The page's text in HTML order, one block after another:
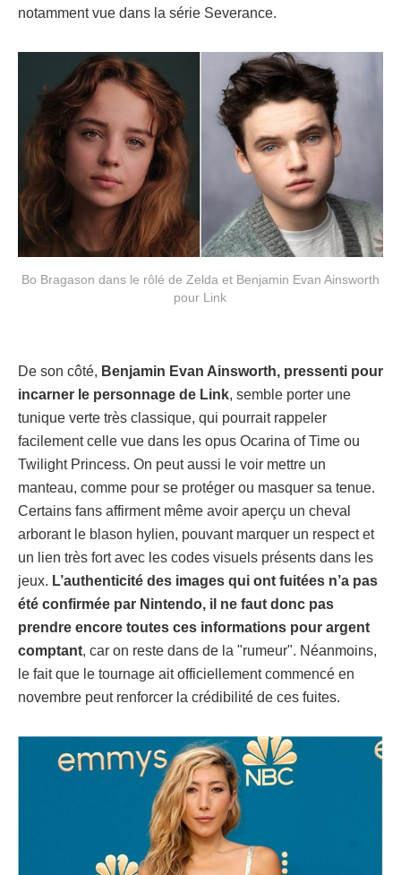
notamment vue dans la série Severance.
Bo Bragason dans le rôlé de Zelda et Benjamin Evan Ainsworth
pour Link
De son côté, Benjamin Evan Ainsworth, pressenti pour
incarner le personnage de Link, semble porter une
tunique verte très classique, qui pourrait rappeler
facilement celle vue dans les opus Ocarina of Time ou
Twilight Princess. On peut aussi le voir mettre un
manteau, comme pour se protéger ou masquer sa tenue.
Certains fans affirment même avoir aperçu un cheval
arborant le blason hylien, pouvant marquer un respect et
un lien très fort avec les codes visuels présents dans les
jeux. L’authenticité des images qui ont fuitées n’a pas
été confirmée par Nintendo, il ne faut donc pas
prendre encore toutes ces informations pour argent
comptant, car on reste dans de la "rumeur". Néanmoins,
le fait que le tournage ait officiellement commencé en
novembre peut renforcer la crédibilité de ces fuites.